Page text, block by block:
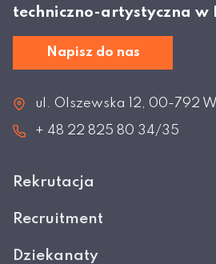
techniczno-artystyczna w
Napisz do nas
ul. Olszewska 12, 00-792
+ 48 22 825 80 34/35
Rekrutacja
Recruitment
Dziekanaty